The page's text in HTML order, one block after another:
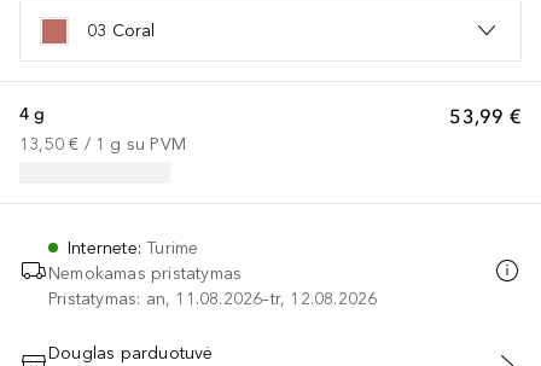
03 Coral
53,99 €
4 g
13,50 € / 1 g su PVM
Internete:Turime
Nemokamas pristatymas
Pristatymas: an, 11.08.2026–tr, 12.08.2026
Douglas parduotuvė